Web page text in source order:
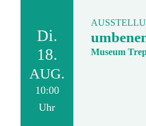
Di.
18.
AUG.
10:00
Uhr
Museum